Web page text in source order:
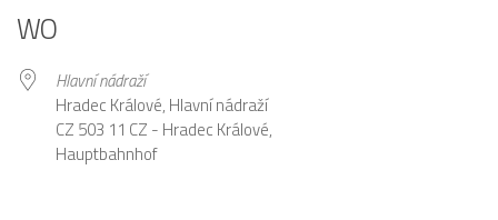
WO
Hlavní nádraží
Hradec Králové, Hlavní nádraží
CZ 503 11 CZ - Hradec Králové,
Hauptbahnhof